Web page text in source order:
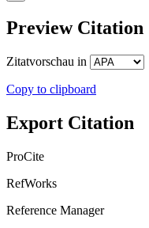
Preview Citation
Zitatvorschau in
Copy to clipboard
Export Citation
ProCite
RefWorks
Reference Manager